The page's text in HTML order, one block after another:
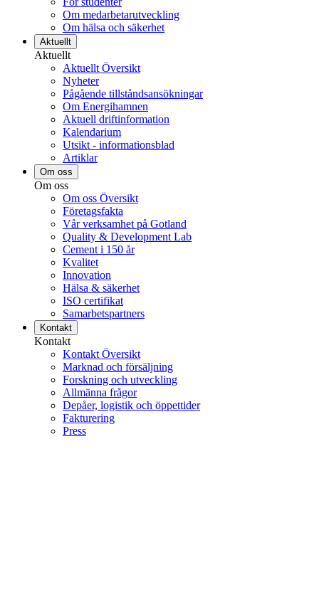
Om medarbetarutveckling
Om hälsa och säkerhet
Aktuellt
Aktuellt
Aktuellt Översikt
Nyheter
Pågående tillståndsansökningar
Om Energihamnen
Aktuell driftinformation
Kalendarium
Utsikt - informationsblad
Artiklar
Om oss
Om oss
Om oss Översikt
Företagsfakta
Vår verksamhet på Gotland
Quality & Development Lab
Cement i 150 år
Kvalitet
Innovation
Hälsa & säkerhet
ISO certifikat
Samarbetspartners
Kontakt
Kontakt
Kontakt Översikt
Marknad och försäljning
Forskning och utveckling
Allmänna frågor
Depåer, logistik och öppettider
Fakturering
Press